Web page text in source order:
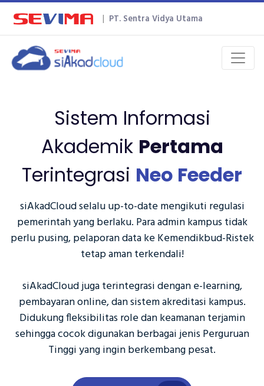
| PT. Sentra Vidya Utama
Sistem Informasi
Akademik Pertama
Terintegrasi Neo Feeder
siAkadCloud selalu up-to-date mengikuti regulasi
pemerintah yang berlaku. Para admin kampus tidak
perlu pusing, pelaporan data ke Kemendikbud-Ristek
tetap aman terkendali!
siAkadCloud juga terintegrasi dengan e-learning,
pembayaran online, dan sistem akreditasi kampus.
Didukung fleksibilitas role dan keamanan terjamin
sehingga cocok digunakan berbagai jenis Perguruan
Tinggi yang ingin berkembang pesat.